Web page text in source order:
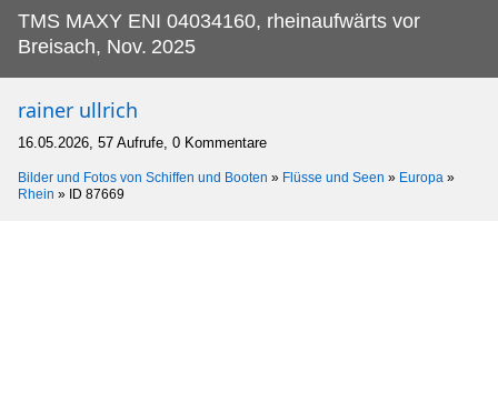
TMS MAXY ENI 04034160, rheinaufwärts vor
Breisach, Nov. 2025
rainer ullrich
16.05.2026, 57 Aufrufe, 0 Kommentare
Bilder und Fotos von Schiffen und Booten » Flüsse und Seen » Europa »
Rhein » ID 87669